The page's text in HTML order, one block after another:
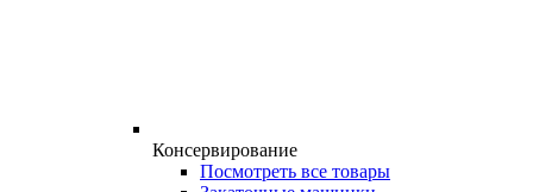
Консервирование
Посмотреть все товары